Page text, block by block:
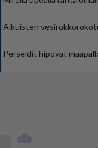
Aikuisten
Perseidit hipovat